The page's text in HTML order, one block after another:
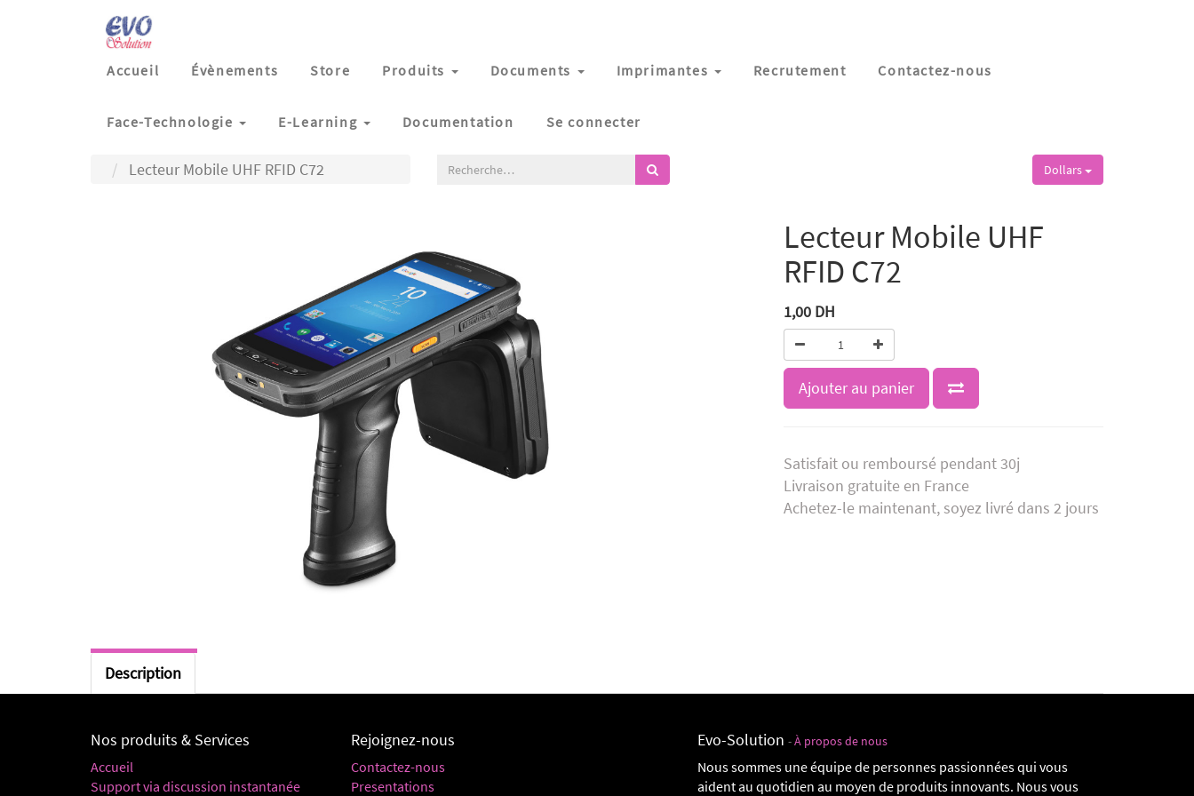
Accueil Évènements Store Produits Documents Imprimantes Recrutement Contactez-nous
Face-Technologie E-Learning Documentation Se connecter
Lecteur Mobile UHF RFID C72 Dollars
Lecteur Mobile UHF
RFID C72
1,00 DH
Ajouter au panier
Satisfait ou remboursé pendant 30j
Livraison gratuite en France
Achetez-le maintenant, soyez livré dans 2 jours
Description
Nos produits & Services
Accueil
Support via discussion instantanée
Rejoignez-nous
Contactez-nous
Presentations
Evo-Solution -À propos de nous
Nous sommes une équipe de personnes passionnées qui vous
aident au quotidien au moyen de produits innovants. Nous vous